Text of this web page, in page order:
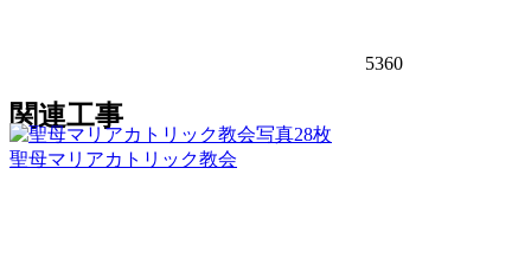
5360
関連工事
写真28枚
聖母マリアカトリック教会